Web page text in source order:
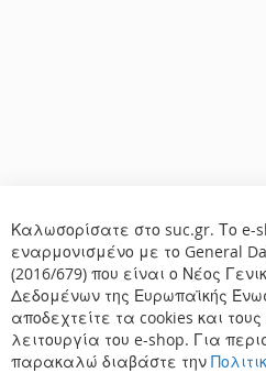
Καλωσορίσατε στο suc.gr. Το e-
εναρμονισμένο με το General
(2016/679) που είναι ο Νέος
Δεδομένων της Ευρωπαϊκής
αποδεχτείτε τα cookies και
λειτουργία του e-shop. Για
παρακαλώ διαβάστε την